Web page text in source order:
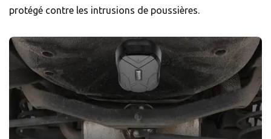
protégé contre les intrusions de poussières.